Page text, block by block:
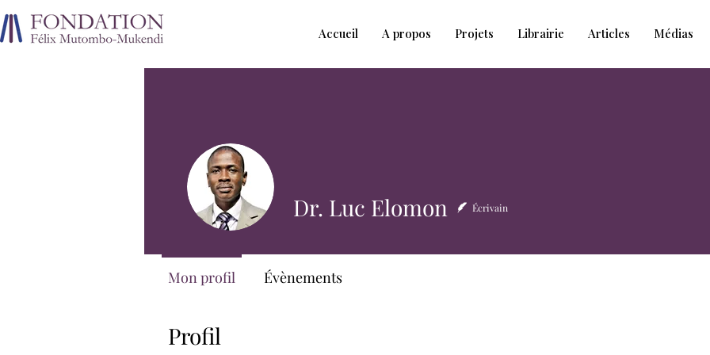
Accueil A propos Projets Librairie Articles Médias
Profil
Dr. Luc Elomon Écrivain
Mon profil Évènements